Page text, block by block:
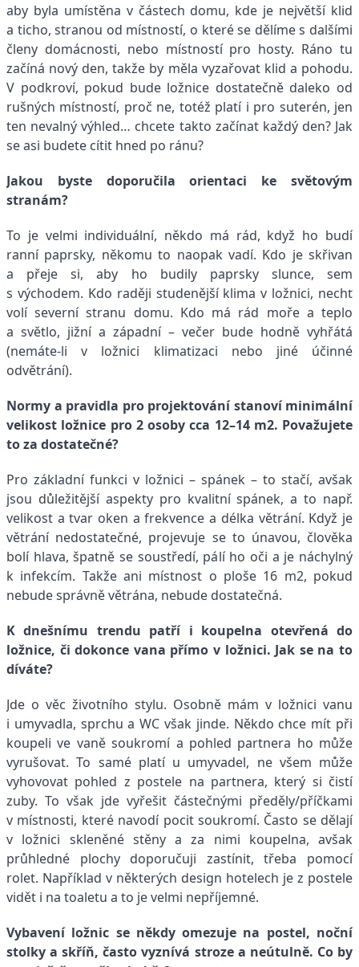
aby byla umístěna v částech domu, kde je největší klid
a ticho, stranou od místností, o které se dělíme s dalšími
členy domácnosti, nebo místností pro hosty. Ráno tu
začíná nový den, takže by měla vyzařovat klid a pohodu.
V podkroví, pokud bude ložnice dostatečně daleko od
rušných místností, proč ne, totéž platí i pro suterén, jen
ten nevalný výhled… chcete takto začínat každý den? Jak
se asi budete cítit hned po ránu?
Jakou byste doporučila orientaci ke světovým
stranám?
To je velmi individuální, někdo má rád, když ho budí
ranní paprsky, někomu to naopak vadí. Kdo je skřivan
a přeje si, aby ho budily paprsky slunce, sem
s východem. Kdo raději studenější klima v ložnici, nechť
volí severní stranu domu. Kdo má rád moře a teplo
a světlo, jižní a západní – večer bude hodně vyhřátá
(nemáte-li v ložnici klimatizaci nebo jiné účinné
odvětrání).
Normy a pravidla pro projektování stanoví minimální
velikost ložnice pro 2 osoby cca 12–14 m2. Považujete
to za dostatečné?
Pro základní funkci v ložnici – spánek – to stačí, avšak
jsou důležitější aspekty pro kvalitní spánek, a to např.
velikost a tvar oken a frekvence a délka větrání. Když je
větrání nedostatečné, projevuje se to únavou, člověka
bolí hlava, špatně se soustředí, pálí ho oči a je náchylný
k infekcím. Takže ani místnost o ploše 16 m2, pokud
nebude správně větrána, nebude dostatečná.
K dnešnímu trendu patří i koupelna otevřená do
ložnice, či dokonce vana přímo v ložnici. Jak se na to
díváte?
Jde o věc životního stylu. Osobně mám v ložnici vanu
i umyvadla, sprchu a WC však jinde. Někdo chce mít při
koupeli ve vaně soukromí a pohled partnera ho může
vyrušovat. To samé platí u umyvadel, ne všem může
vyhovovat pohled z postele na partnera, který si čistí
zuby. To však jde vyřešit částečnými předěly/příčkami
v místnosti, které navodí pocit soukromí. Často se dělají
v ložnici skleněné stěny a za nimi koupelna, avšak
průhledné plochy doporučuji zastínit, třeba pomocí
rolet. Například v některých design hotelech je z postele
vidět i na toaletu a to je velmi nepříjemné.
Vybavení ložnic se někdy omezuje na postel, noční
stolky a skříň, často vyznívá stroze a neútulně. Co by